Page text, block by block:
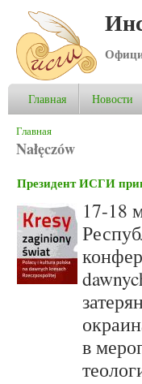
Главная Новости
Вы здесь
Главная
Nałęczów
Президент ИСГИ
17-18
в